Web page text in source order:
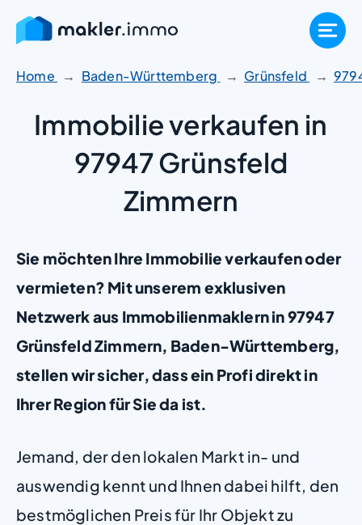
Zum
Inhalt
springen
Home Baden-Württemberg Grünsfeld
Immobilie verkaufen in
97947 Grünsfeld
Zimmern
Sie möchten Ihre Immobilie verkaufen oder
vermieten? Mit unserem exklusiven
Netzwerk aus Immobilienmaklern in 97947
Grünsfeld Zimmern, Baden-Württemberg,
stellen wir sicher, dass ein Profi direkt in
Ihrer Region für Sie da ist.
Jemand, der den lokalen Markt in- und
auswendig kennt und Ihnen dabei hilft, den
bestmöglichen Preis für Ihr Objekt zu